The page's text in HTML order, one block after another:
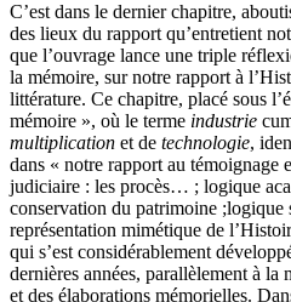
C’est dans le dernier chapitre,
des lieux du rapport qu’entretient
que l’ouvrage lance une triple
la mémoire, sur notre rapport à
littérature. Ce chapitre, placé sous
mémoire », où le terme industrie
multiplication et de technologie,
dans « notre rapport au témoignage
judiciaire : les procès… ; logique
conservation du patrimoine ;logique
représentation mimétique de
qui s’est considérablement
dernières années, parallèlement à
et des élaborations mémorielles.